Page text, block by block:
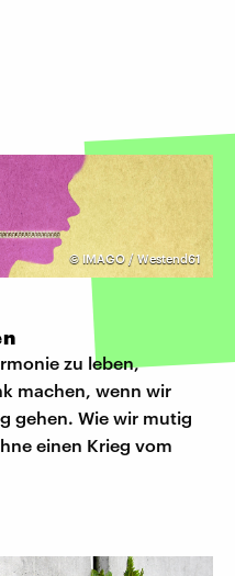
© IMAGO / Westend61
zu leben,
machen, wenn wir
gehen. Wie wir mutig
einen Krieg vom